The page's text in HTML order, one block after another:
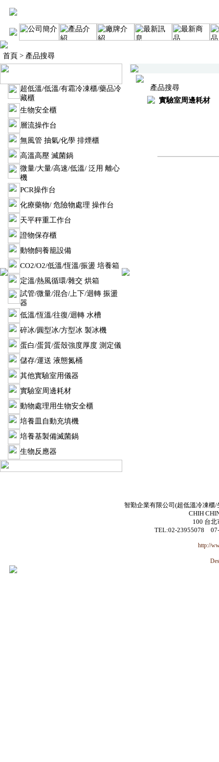
首頁 > 產品搜尋
超低溫/低溫/有霜冷凍櫃/藥品冷
藏櫃
生物安全櫃
層流操作台
無風管 抽氣/化學 排煙櫃
高溫高壓 滅菌鍋
微量/大量/高速/低溫/ 泛用 離心
機
PCR操作台
化療藥物/ 危險物處理 操作台
天平秤重工作台
證物保存櫃
動物飼養籠設備
CO2/O2/低溫/恆溫/振盪 培養箱
定溫/熱風循環/雜交 烘箱
試管/微量/混合/上下/迴轉 振盪
器
低溫/恆溫/往復/迴轉 水槽
碎冰/圓型冰/方型冰 製冰機
蛋白/蛋質/蛋殼強度厚度 測定儀
儲存/運送 液態氮桶
其他實驗室用儀器
實驗室周邊耗材
動物處理用生物安全櫃
培養皿自動充填機
培養基製備滅菌鍋
生物反應器
產品搜尋
實驗室周邊耗材
智勤企業有限公司(超低溫冷凍櫃
CHIH
100 台
TEL:02-23955078
http://